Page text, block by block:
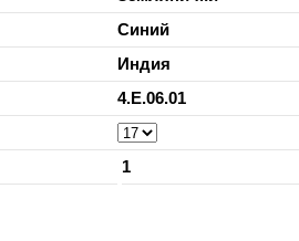
Синий
Индия
4.E.06.01
1